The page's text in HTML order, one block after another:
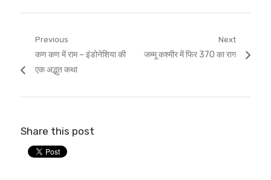
Post
navigation
Previous
Previous
post:
कण कण में राम – इंडोनेशिया की
एक अद्भुत कथा
Next
Next
जम्मू कश्मीर में फिर 370 का राग
Share this post